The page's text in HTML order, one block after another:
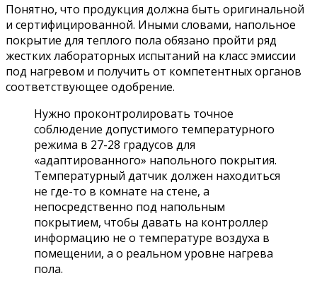
Понятно, что продукция должна быть оригинальной
и сертифицированной. Иными словами, напольное
покрытие для теплого пола обязано пройти ряд
жестких лабораторных испытаний на класс эмиссии
под нагревом и получить от компетентных органов
соответствующее одобрение.
Нужно проконтролировать точное
соблюдение допустимого температурного
режима в 27-28 градусов для
«адаптированного» напольного покрытия.
Температурный датчик должен находиться
не где-то в комнате на стене, а
непосредственно под напольным
покрытием, чтобы давать на контроллер
информацию не о температуре воздуха в
помещении, а о реальном уровне нагрева
пола.